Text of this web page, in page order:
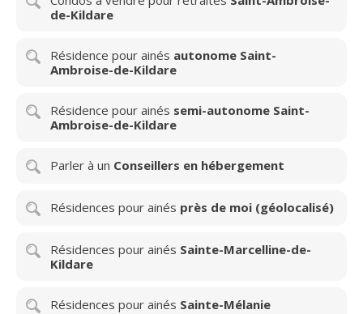
de-Kildare
Résidence pour ainés autonome Saint-
Ambroise-de-Kildare
Résidence pour ainés semi-autonome Saint-
Ambroise-de-Kildare
Parler à un Conseillers en hébergement
Résidences pour ainés près de moi (géolocalisé)
Résidences pour ainés Sainte-Marcelline-de-
Kildare
Résidences pour ainés Sainte-Mélanie